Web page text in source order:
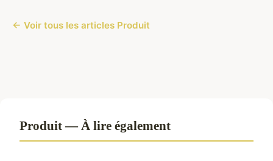
← Voir tous les articles Produit
Produit — À lire également